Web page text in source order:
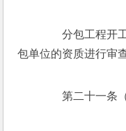
分包工程开工
包单位的资质进行审查
第二十一条（